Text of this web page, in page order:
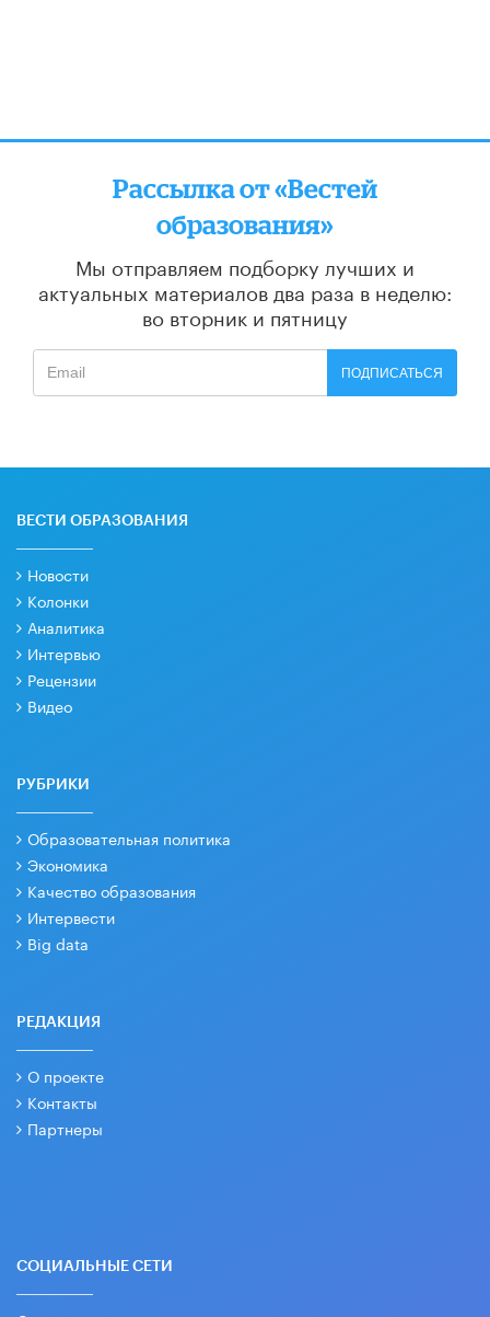
Рассылка от «Вестей
образования»
Мы отправляем подборку лучших и
актуальных материалов два раза в неделю:
во вторник и пятницу
ПОДПИСАТЬСЯ
ВЕСТИ ОБРАЗОВАНИЯ
Новости
Колонки
Аналитика
Интервью
Рецензии
Видео
РУБРИКИ
Образовательная политика
Экономика
Качество образования
Интервести
Big data
РЕДАКЦИЯ
О проекте
Контакты
Партнеры
СОЦИАЛЬНЫЕ СЕТИ